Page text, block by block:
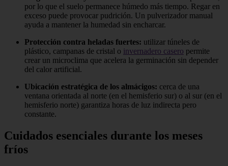
por lo que el suelo permanece húmedo más tiempo. Regar en
exceso puede provocar pudrición. Un pulverizador manual
ayuda a mantener la humedad sin encharcar.
Protección contra heladas fuertes: utilizar túneles de
plástico, campanas de cristal o invernadero casero permite
crear un microclima que acelera la germinación sin depender
del calor artificial.
Ubicación estratégica de los almácigos: cerca de una
ventana orientada al norte (en el hemisferio sur) o al sur (en el
hemisferio norte) garantiza horas de luz indirecta pero
constante.
Cuidados esenciales durante los meses
fríos